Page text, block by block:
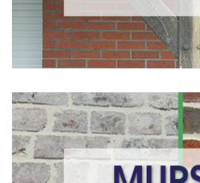
Demandez
Murs &
Nous possédons tous des